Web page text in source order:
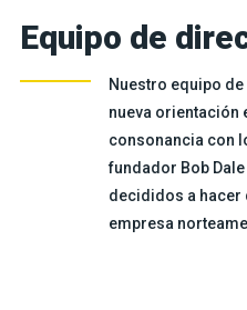
Equipo de
Nuestro equipo
nueva orientación
consonancia con
fundador Bob
decididos a hacer
empresa